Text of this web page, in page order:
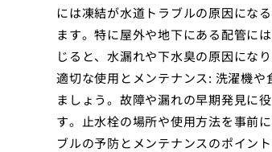
には凍結が水道トラブルの原因にな
ます。特に屋外や地下にある配管に
じると、水漏れや下水臭の原因にな
適切な使用とメンテナンス: 洗濯機
ましょう。故障や漏れの早期発見に
す。止水栓の場所や使用方法を事前
ブルの予防とメンテナンスのポイン